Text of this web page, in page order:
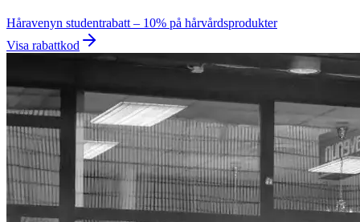
Håravenyn studentrabatt – 10% på hårvårdsprodukter
Visa rabattkod